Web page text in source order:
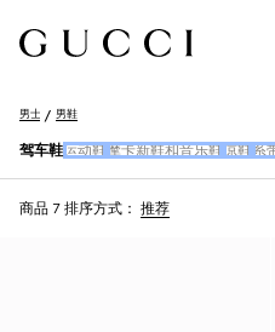
男士 男鞋
驾车鞋 运动鞋 摩卡新鞋和音乐鞋 凉鞋 系
商品 7 排序方式： 推荐